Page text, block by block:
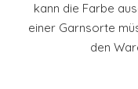
kann die Farbe
einer Garnsorte
den